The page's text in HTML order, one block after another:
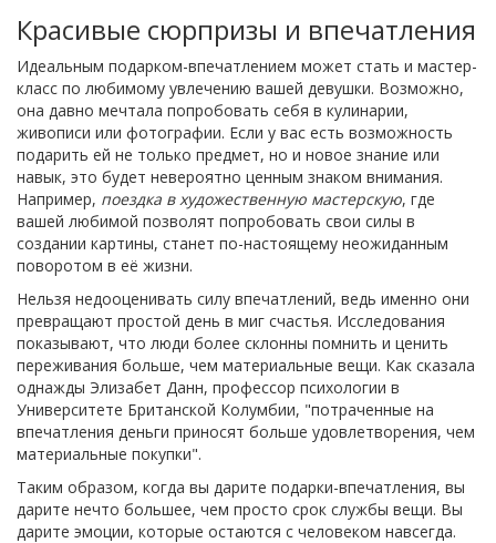
Красивые сюрпризы и впечатления
Идеальным подарком-впечатлением может стать и мастер-
класс по любимому увлечению вашей девушки. Возможно,
она давно мечтала попробовать себя в кулинарии,
живописи или фотографии. Если у вас есть возможность
подарить ей не только предмет, но и новое знание или
навык, это будет невероятно ценным знаком внимания.
Например, поездка в художественную мастерскую, где
вашей любимой позволят попробовать свои силы в
создании картины, станет по-настоящему неожиданным
поворотом в её жизни.
Нельзя недооценивать силу впечатлений, ведь именно они
превращают простой день в миг счастья. Исследования
показывают, что люди более склонны помнить и ценить
переживания больше, чем материальные вещи. Как сказала
однажды Элизабет Данн, профессор психологии в
Университете Британской Колумбии, "потраченные на
впечатления деньги приносят больше удовлетворения, чем
материальные покупки".
Таким образом, когда вы дарите подарки-впечатления, вы
дарите нечто большее, чем просто срок службы вещи. Вы
дарите эмоции, которые остаются с человеком навсегда.